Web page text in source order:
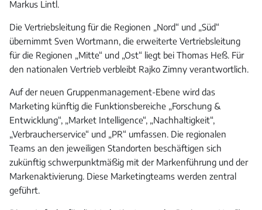
Markus Lintl.
Die Vertriebsleitung für die Regionen „Nord“ und „Süd“
übernimmt Sven Wortmann, die erweiterte Vertriebsleitung
für die Regionen „Mitte“ und „Ost“ liegt bei Thomas Heß. Für
den nationalen Vertrieb verbleibt Rajko Zimny verantwortlich.
Auf der neuen Gruppenmanagement-Ebene wird das
Marketing künftig die Funktionsbereiche „Forschung &
Entwicklung“, „Market Intelligence“, „Nachhaltigkeit“,
„Verbraucherservice“ und „PR“ umfassen. Die regionalen
Teams an den jeweiligen Standorten beschäftigen sich
zukünftig schwerpunktmäßig mit der Markenführung und der
Markenaktivierung. Diese Marketingteams werden zentral
geführt.